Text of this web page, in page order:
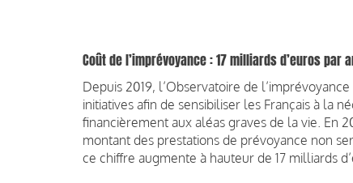
Coût de l’imprévoyance : 17 milliards d’euros par
Depuis 2019, l’Observatoire de
initiatives afin de sensibiliser les Français à la
financièrement aux aléas graves de la vie. En
montant des prestations de prévoyance non
ce chiffre augmente à hauteur de 17 milliards